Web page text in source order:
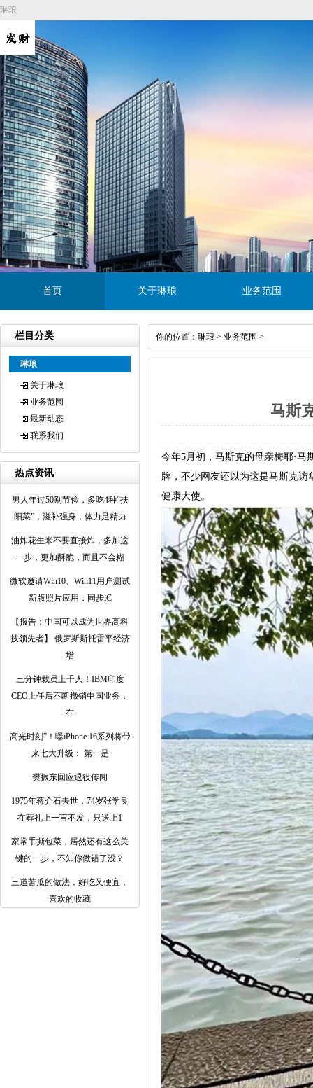
琳琅
首页 关于琳琅 业务范围
栏目分类
琳琅
关于琳琅
业务范围
最新动态
联系我们
热点资讯
男人年过50别节俭，多吃4种“扶
阳菜”，滋补强身，体力足精力
油炸花生米不要直接炸，多加这
一步，更加酥脆，而且不会糊
微软邀请Win10、Win11用户测试
新版照片应用：同步iC
【报告：中国可以成为世界高科
技领先者】 俄罗斯斯托雷平经济
增
三分钟裁员上千人！IBM印度
CEO上任后不断撤销中国业务：
在
高光时刻”！曝iPhone 16系列将带
来七大升级： 第一是
樊振东回应退役传闻
1975年蒋介石去世，74岁张学良
在葬礼上一言不发，只送上1
家常手撕包菜，居然还有这么关
键的一步，不知你做错了没？
三道苦瓜的做法，好吃又便宜，
喜欢的收藏
你的位置： 琳琅 > 业务范围 >
马斯
今年5月初，马斯克的母亲梅耶·
牌，不少网友还以为这是马斯克访
健康大使。